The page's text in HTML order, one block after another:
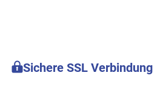
Sichere SSL Verbindung